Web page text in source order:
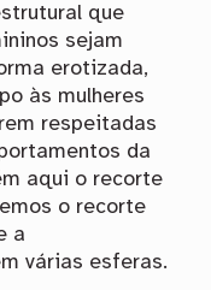
que
sejam
erotizada,
às mulheres
respeitadas
da
aqui o recorte
o recorte
a
várias esferas.